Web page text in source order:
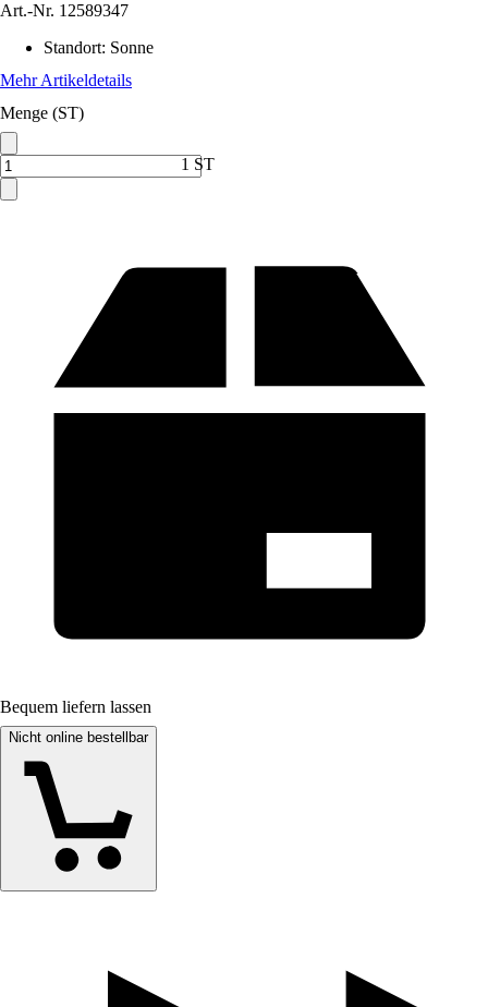
Art.-Nr. 12589347
Standort: Sonne
Mehr Artikeldetails
Menge (ST)
1 ST
Bequem liefern lassen
Nicht online bestellbar